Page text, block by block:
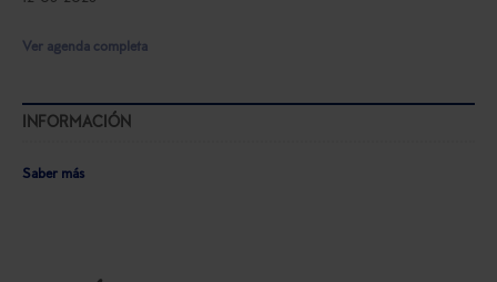
Ver agenda completa
INFORMACIÓN
Saber más